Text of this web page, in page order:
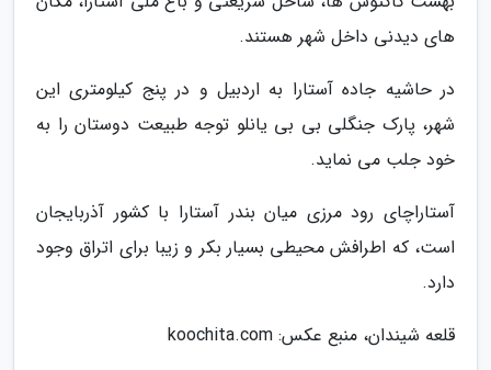
های دیدنی داخل شهر هستند.
در حاشیه جاده آستارا به اردبیل و در پنج کیلومتری این
شهر، پارک جنگلی بی بی یانلو توجه طبیعت دوستان را به
خود جلب می نماید.
آستاراچای رود مرزی میان بندر آستارا با کشور آذربایجان
است، که اطرافش محیطی بسیار بکر و زیبا برای اتراق وجود
دارد.
قلعه شیندان، منبع عکس: koochita.com